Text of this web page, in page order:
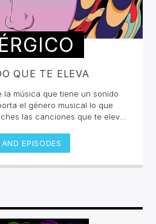
QUE TE ELEVA
la música que tiene un sonido
el género musical lo que
las canciones que te eleven
López e invitados que nos
inigualable en la radio
12 a 2pm por invencible.net
EPISODES